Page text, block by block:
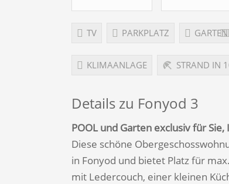
TV PARKPLATZ GARTEN
KLIMAANLAGE STRAND IN
Details zu Fonyod 3
POOL und Garten exclusiv für
Diese schöne
in Fonyod und bietet Platz für
mit Ledercouch, einer kleinen